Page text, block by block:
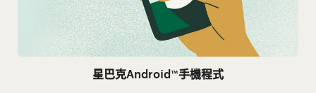
星巴克Android™手機程式